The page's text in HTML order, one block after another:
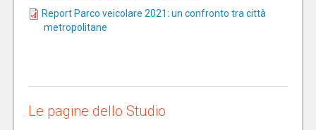
Report Parco veicolare 2021: un confronto tra città
metropolitane
Le pagine dello Studio